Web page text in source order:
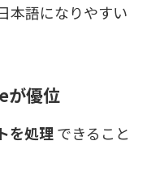
本語になりやすい
が優位
を処理 できること